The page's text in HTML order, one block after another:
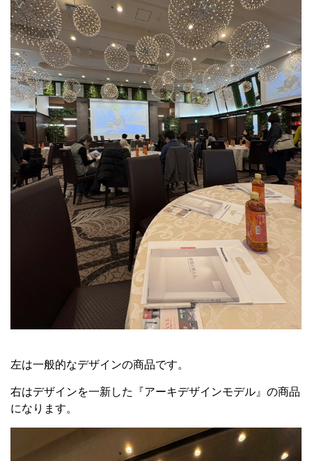
左は一般的なデザインの商品です。
右はデザインを一新した『アーキデザインモデル』の商品
になります。